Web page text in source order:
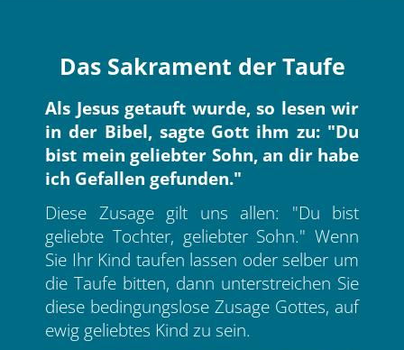
Das Sakrament der Taufe
Als Jesus getauft wurde, so lesen wir
in der Bibel, sagte Gott ihm zu: "Du
bist mein geliebter Sohn, an dir habe
ich Gefallen gefunden."
Diese Zusage gilt uns allen: "Du bist
geliebte Tochter, geliebter Sohn." Wenn
Sie Ihr Kind taufen lassen oder selber um
die Taufe bitten, dann unterstreichen Sie
diese bedingungslose Zusage Gottes, auf
ewig geliebtes Kind zu sein.